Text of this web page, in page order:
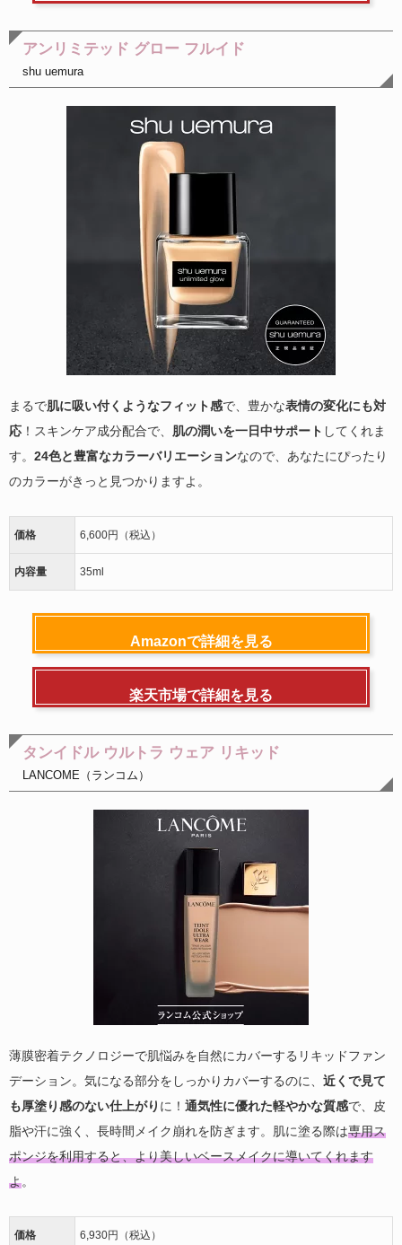
アンリミテッド グロー フルイド
shu uemura
まるで肌に吸い付くようなフィット感で、豊かな表情の変化にも対
応 ！スキンケア成分配合で、 肌の潤いを一日中サポート してくれま
す。 24色と豊富なカラーバリエーションなので、あなたにぴったり
のカラーがきっと見つかりますよ。
価格 6,600円（税込）
内容量 35ml
Amazonで詳細を見る
楽天市場で詳細を見る
タンイドル ウルトラ ウェア リキッド
LANCOME（ランコム）
薄膜密着テクノロジーで肌悩みを自然にカバーするリキッドファン
デーション。気になる部分をしっかりカバーするのに、 近くで見て
も厚塗り感のない仕上がり に！ 通気性に優れた軽やかな質感で、皮
脂や汗に強く、長時間メイク崩れを防ぎます。肌に塗る際は専用ス
ポンジを利用すると、より美しいベースメイクに導いてくれます
よ。
価格 6,930円（税込）